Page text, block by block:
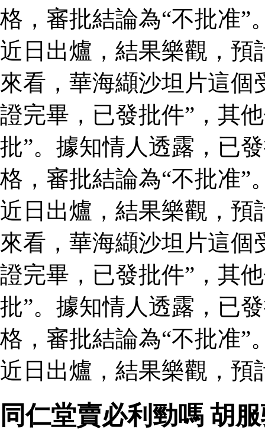
格，審批結論為“不批准”
近日出爐，結果樂觀，預
來看，華海纈沙坦片這個
證完畢，已發批件”，其
批”。據知情人透露，已
格，審批結論為“不批准”
近日出爐，結果樂觀，預
來看，華海纈沙坦片這個
證完畢，已發批件”，其
批”。據知情人透露，已
格，審批結論為“不批准”
近日出爐，結果樂觀，預
同仁堂賣必利勁嗎 胡